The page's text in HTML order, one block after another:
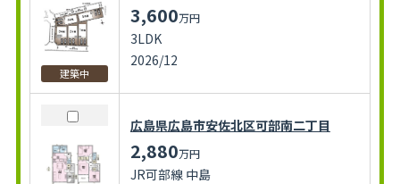
建築中
3,600万円
3LDK
2026/12
広島県広島市安佐北区可部南二丁目
2,880万円
JR可部線 中島